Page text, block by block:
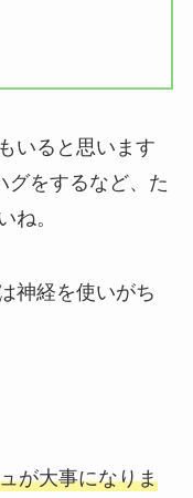
いると思います
グをするなど、た
ね。
神経を使いがち
が大事になりま